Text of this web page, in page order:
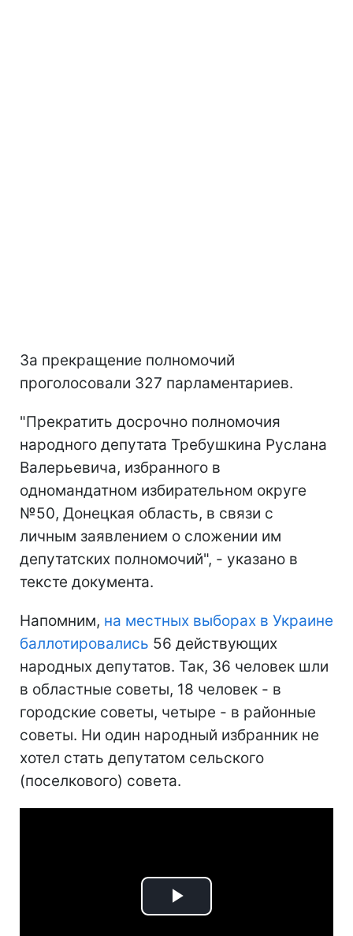
За прекращение полномочий
проголосовали 327 парламентариев.
"Прекратить досрочно полномочия
народного депутата Требушкина Руслана
Валерьевича, избранного в
одномандатном избирательном округе
№50, Донецкая область, в связи с
личным заявлением о сложении им
депутатских полномочий", - указано в
тексте документа.
Напомним, на местных выборах в Украине
баллотировались 56 действующих
народных депутатов. Так, 36 человек шли
в областные советы, 18 человек - в
городские советы, четыре - в районные
советы. Ни один народный избранник не
хотел стать депутатом сельского
(поселкового) совета.
Play